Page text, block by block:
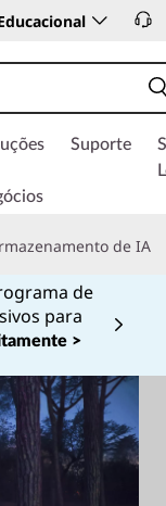
Suporte
de IA
de
para
> item 1 of